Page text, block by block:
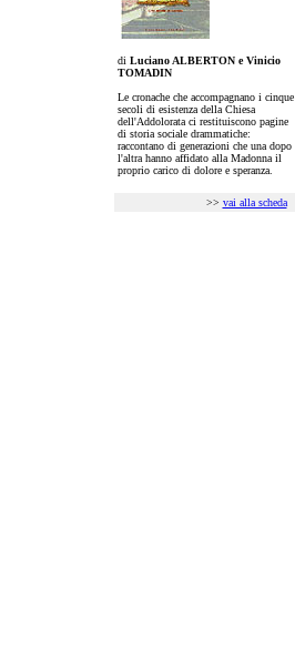
di Luciano ALBERTON e Vinicio
TOMADIN
Le cronache che accompagnano i cinque
secoli di esistenza della Chiesa
dell'Addolorata ci restituiscono pagine
di storia sociale drammatiche:
raccontano di generazioni che una dopo
l'altra hanno affidato alla Madonna il
proprio carico di dolore e speranza.
>> vai alla scheda